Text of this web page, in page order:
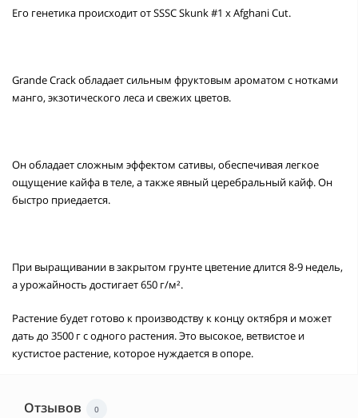
Его генетика происходит от SSSC Skunk #1 x Afghani Cut.
Grande Crack обладает сильным фруктовым ароматом с нотками
манго, экзотического леса и свежих цветов.
Он обладает сложным эффектом сативы, обеспечивая легкое
ощущение кайфа в теле, а также явный церебральный кайф. Он
быстро приедается.
При выращивании в закрытом грунте цветение длится 8-9 недель,
а урожайность достигает 650 г/м².
Растение будет готово к производству к концу октября и может
дать до 3500 г с одного растения. Это высокое, ветвистое и
кустистое растение, которое нуждается в опоре.
Отзывов 0